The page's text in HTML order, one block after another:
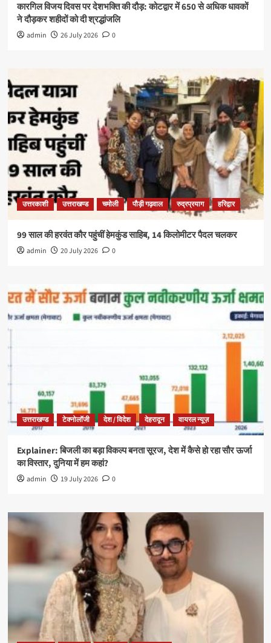
कारगिल विजय दिवस पर देशभक्ति की दौड़: कोटद्वार में 650 से अधिक धावकों
ने दौड़कर शहीदों को दी श्रद्धांजलि
admin 26 July 2026 0
उत्तरकाशी उत्तराखण्ड चमोली पौड़ी गढ़वाल रुद्रप्रयाग हरिद्वार
99 साल की हरवंत कौर पहुंचीं हेमकुंड साहिब, 14 किलोमीटर पैदल चलकर
admin 20 July 2026 0
उत्तराखण्ड टेक्नोलॉजी देश / विदेश देहरादून वायरल न्यूज़
Explainer: बिजली का बड़ा विकल्प बनता सूरज, देश में कैसे हो रहा सौर ऊर्जा
का विस्तार, दुनिया में हम कहां?
admin 19 July 2026 0